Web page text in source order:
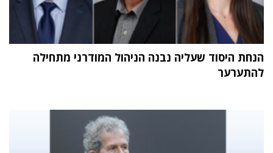
הנחת היסוד שעליה נבנה הניהול המודרני מתחילה
להתערער